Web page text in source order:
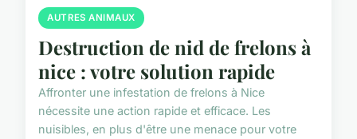
AUTRES ANIMAUX
Destruction de nid de frelons à
nice : votre solution rapide
Affronter une infestation de frelons à Nice
nécessite une action rapide et efficace. Les
nuisibles, en plus d'être une menace pour votre